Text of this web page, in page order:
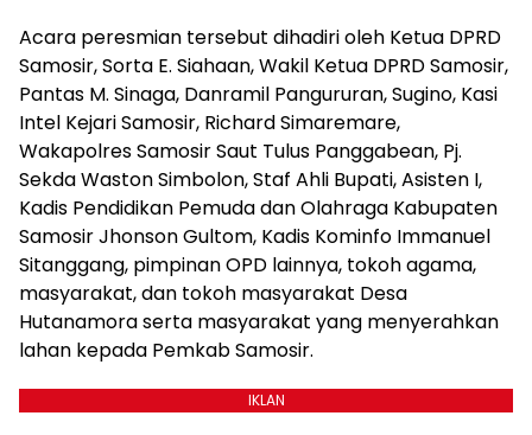
Acara peresmian tersebut dihadiri oleh Ketua DPRD
Samosir, Sorta E. Siahaan, Wakil Ketua DPRD Samosir,
Pantas M. Sinaga, Danramil Pangururan, Sugino, Kasi
Intel Kejari Samosir, Richard Simaremare,
Wakapolres Samosir Saut Tulus Panggabean, Pj.
Sekda Waston Simbolon, Staf Ahli Bupati, Asisten I,
Kadis Pendidikan Pemuda dan Olahraga Kabupaten
Samosir Jhonson Gultom, Kadis Kominfo Immanuel
Sitanggang, pimpinan OPD lainnya, tokoh agama,
masyarakat, dan tokoh masyarakat Desa
Hutanamora serta masyarakat yang menyerahkan
lahan kepada Pemkab Samosir.
IKLAN